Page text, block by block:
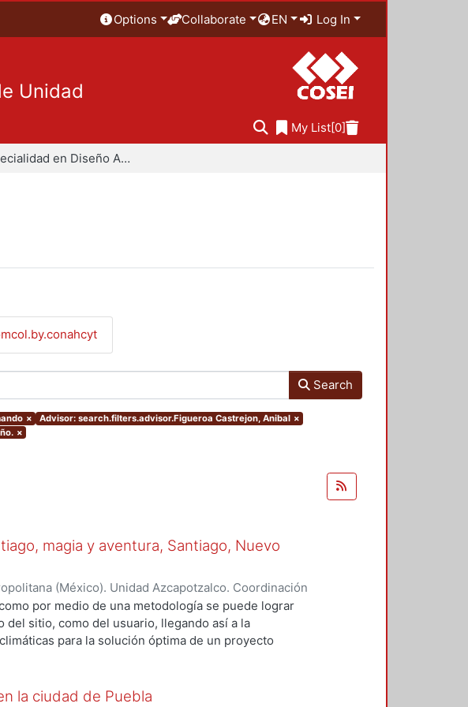
Options Collaborate EN Log In
Unidad
My List[0]
Especialidad en Diseño Ambiental
Search
× Advisor: search.filters.advisor.Figueroa Castrejon, Anibal ×
×
magia y aventura, Santiago, Nuevo
(México). Unidad Azcapotzalco. Coordinación
,2011-12)Garcia Jimenez, Gloria
por medio de una metodología se puede lograr
del sitio, como del usuario, llegando así a la
para la solución óptima de un proyecto
no solo amigable con el ambiente, sino un
bioclimática, ya que además de bioclimático, las
la ciudad de Puebla